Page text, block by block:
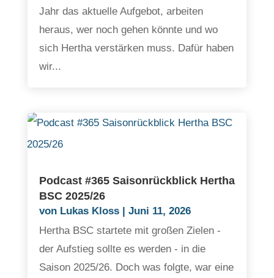
Jahr das aktuelle Aufgebot, arbeiten
heraus, wer noch gehen könnte und wo
sich Hertha verstärken muss. Dafür haben
wir...
Podcast #365 Saisonrückblick Hertha
BSC 2025/26
von Lukas Kloss| Juni 11, 2026
Hertha BSC startete mit großen Zielen -
der Aufstieg sollte es werden - in die
Saison 2025/26. Doch was folgte, war eine